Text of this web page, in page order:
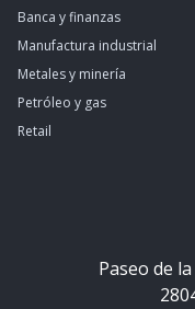
Banca y finanzas
Manufactura industrial
Metales y minería
Petróleo y gas
Retail
Paseo de